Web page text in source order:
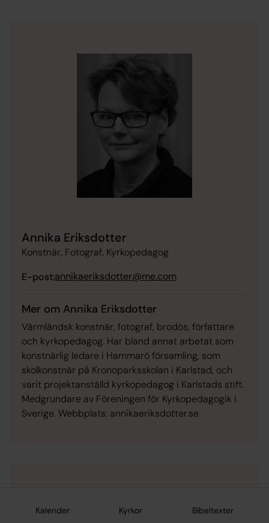
Kalender Kyrkor Bibeltexter
Annika Eriksdotter
Konstnär, Fotograf, Kyrkopedagog
E-post:annikaeriksdotter@me.com
Mer om Annika Eriksdotter
Värmländsk konstnär, fotograf, brodös, författare
och kyrkopedagog. Har bland annat arbetat som
konstnärlig ledare i Hammarö församling, som
skolkonstnär på Kronoparksskolan i Karlstad, och
varit projektanställd kyrkopedagog i Karlstads stift.
Medgrundare av Föreningen för Kyrkopedagogik i
Sverige. Webbplats: annikaeriksdotter.se